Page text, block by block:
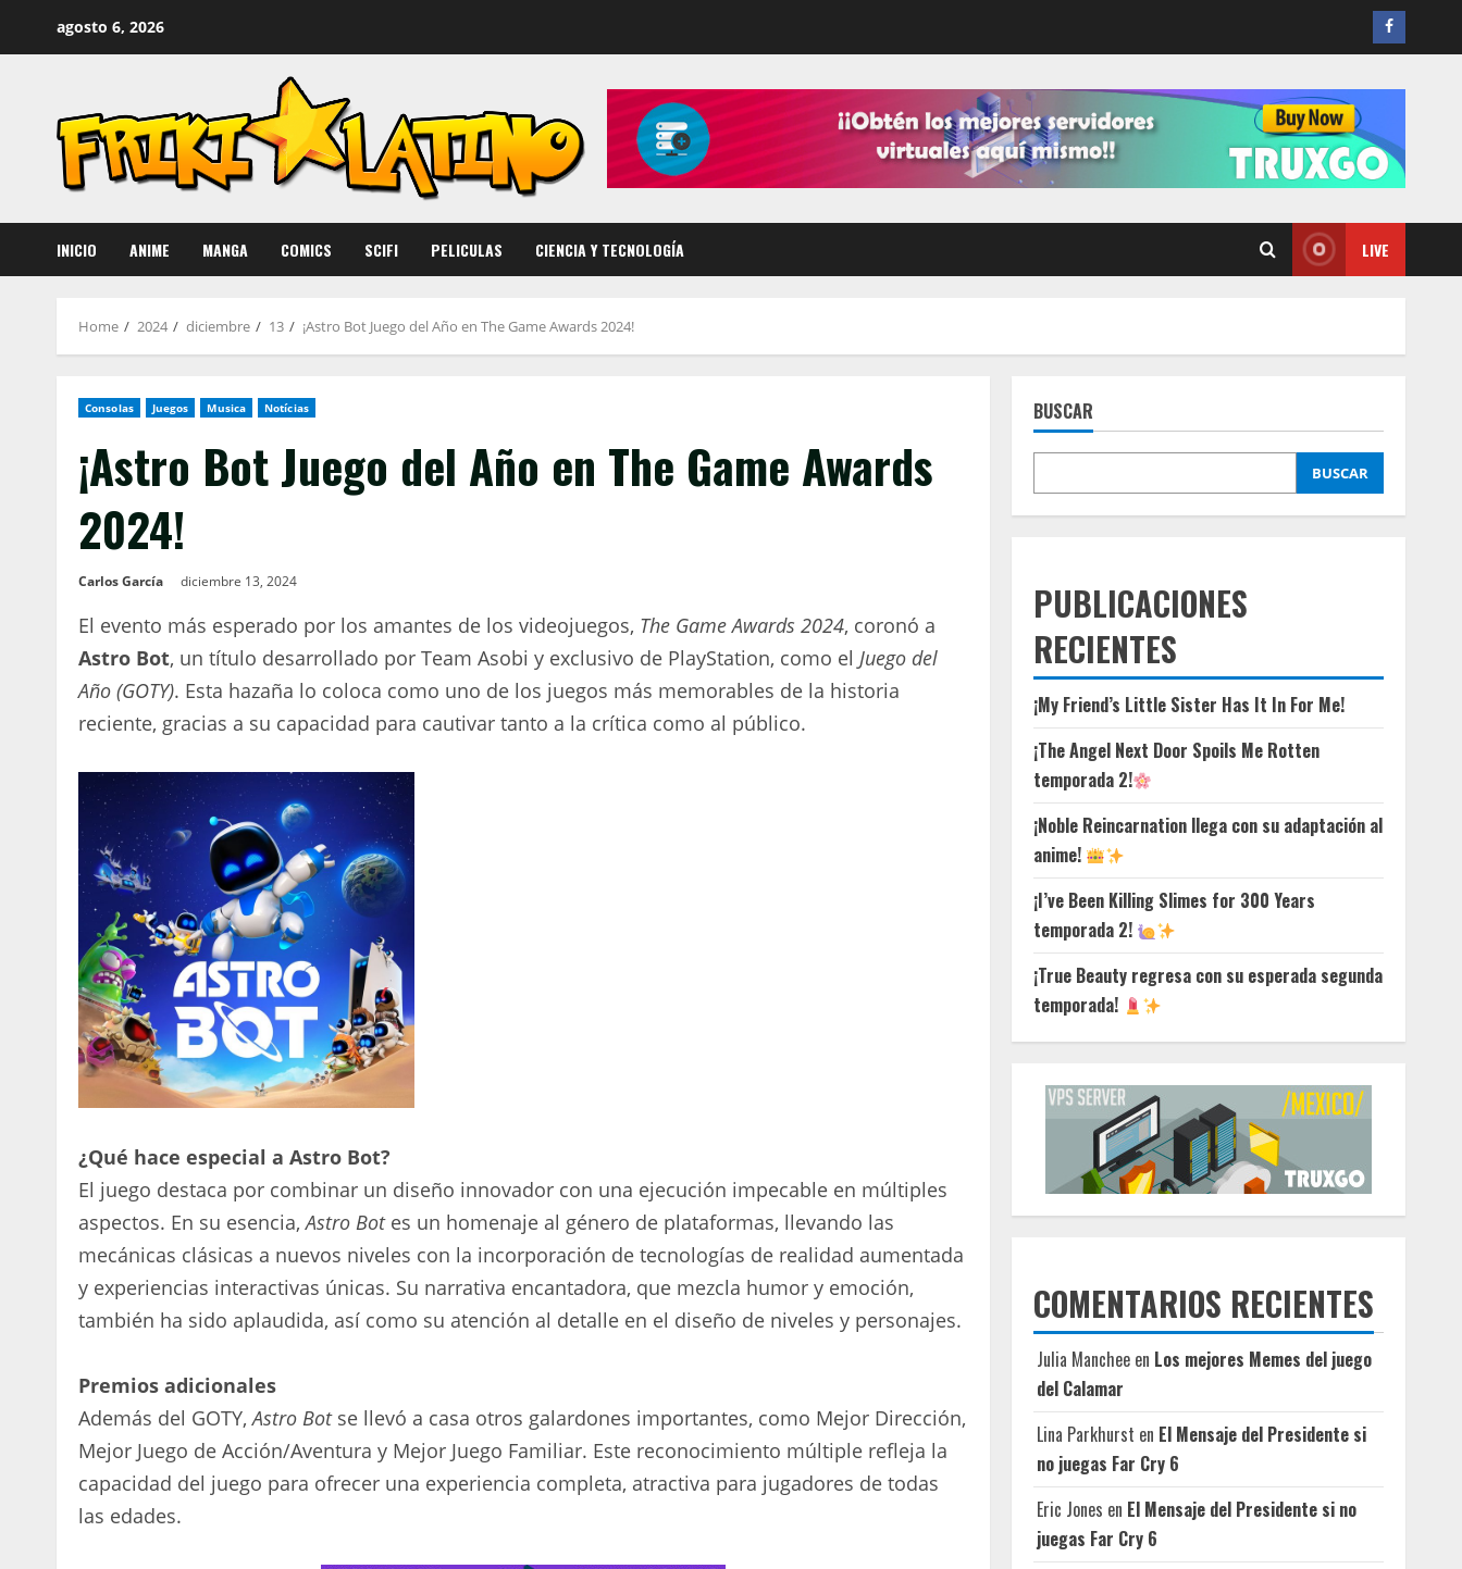
agosto 6, 2026
INICIO ANIME MANGA COMICS SCIFI PELICULAS CIENCIA Y TECNOLOGÍA LIVE
Home 2024 diciembre 13 ¡Astro Bot Juego del Año en The Game Awards 2024!
Consolas Juegos Musica Notícias
¡Astro Bot Juego del Año en The Game Awards
2024!
Carlos García diciembre 13, 2024
El evento más esperado por los amantes de los videojuegos, The Game Awards 2024, coronó a
Astro Bot, un título desarrollado por Team Asobi y exclusivo de PlayStation, como el Juego del
Año (GOTY). Esta hazaña lo coloca como uno de los juegos más memorables de la historia
reciente, gracias a su capacidad para cautivar tanto a la crítica como al público.
¿Qué hace especial a Astro Bot?
El juego destaca por combinar un diseño innovador con una ejecución impecable en múltiples
aspectos. En su esencia,Astro Botes un homenaje al género de plataformas, llevando las
mecánicas clásicas a nuevos niveles con la incorporación de tecnologías de realidad aumentada
y experiencias interactivas únicas. Su narrativa encantadora, que mezcla humor y emoción,
también ha sido aplaudida, así como su atención al detalle en el diseño de niveles y personajes.
Premios adicionales
Además del GOTY,Astro Botse llevó a casa otros galardones importantes, como Mejor Dirección,
Mejor Juego de Acción/Aventura y Mejor Juego Familiar. Este reconocimiento múltiple refleja la
capacidad del juego para ofrecer una experiencia completa, atractiva para jugadores de todas
las edades.
BUSCAR
BUSCAR
PUBLICACIONES
RECIENTES
¡My Friend’s Little Sister Has It In For Me!
¡The Angel Next Door Spoils Me Rotten
temporada 2!
¡Noble Reincarnation llega con su adaptación al
anime!
¡I’ve Been Killing Slimes for 300 Years
temporada 2!
¡True Beauty regresa con su esperada segunda
temporada!
COMENTARIOS RECIENTES
Julia Manchee en Los mejores Memes del juego
del Calamar
Lina Parkhurst en El Mensaje del Presidente si
no juegas Far Cry 6
Eric Jones en El Mensaje del Presidente si no
juegas Far Cry 6